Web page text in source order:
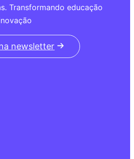
Transformando educação
newsletter